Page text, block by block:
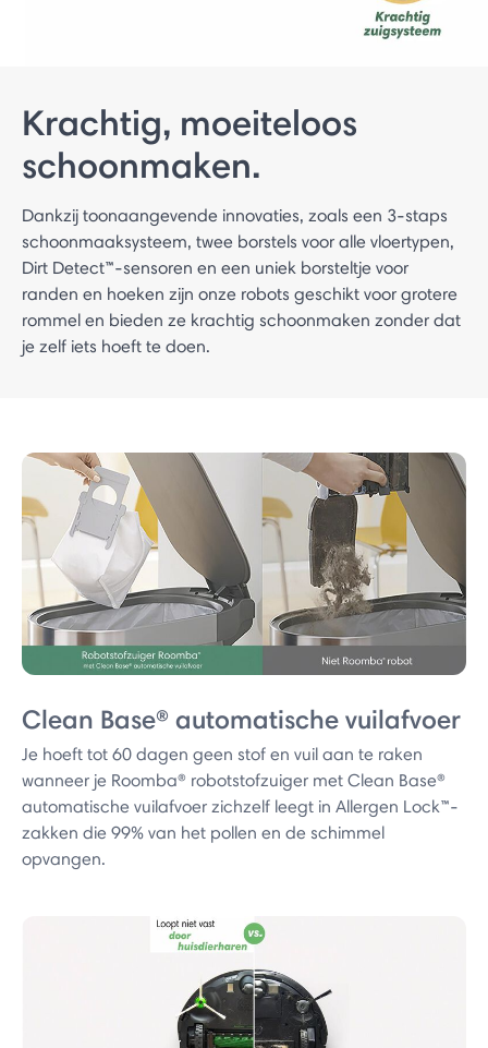
Krachtig, moeiteloos
schoonmaken.
Dankzij toonaangevende innovaties, zoals een 3-staps
schoonmaaksysteem, twee borstels voor alle vloertypen,
Dirt Detect™-sensoren en een uniek borsteltje voor
randen en hoeken zijn onze robots geschikt voor grotere
rommel en bieden ze krachtig schoonmaken zonder dat
je zelf iets hoeft te doen.
Clean Base® automatische vuilafvoer
Je hoeft tot 60 dagen geen stof en vuil aan te raken
wanneer je Roomba® robotstofzuiger met Clean Base®
automatische vuilafvoer zichzelf leegt in Allergen Lock™-
zakken die 99% van het pollen en de schimmel
opvangen.